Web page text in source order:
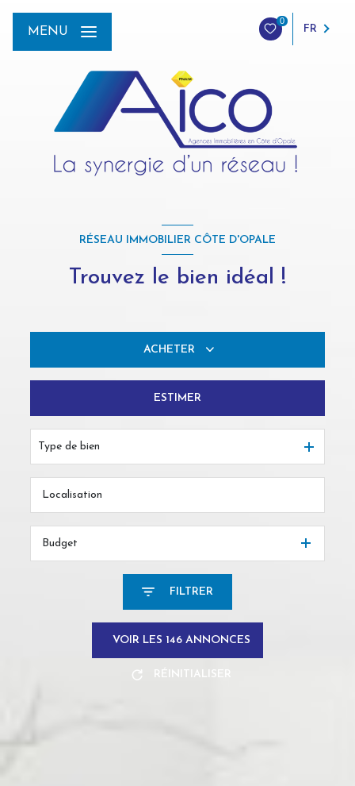
0
FR
MENU
RÉSEAU IMMOBILIER CÔTE D'OPALE
Trouvez le bien idéal !
ACHETER
ESTIMER
Type de bien
Budget
FILTRER
VOIR LES 146 ANNONCES
RÉINITIALISER